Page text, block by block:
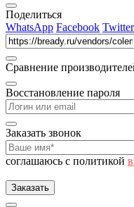
Поделиться
WhatsApp Facebook Twitter
Сравнение
Восстановление пароля
Заказать звонок
соглашаюсь с политикой
Заказать